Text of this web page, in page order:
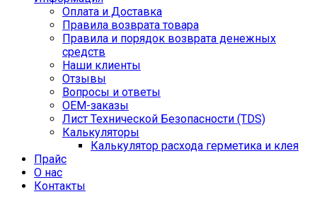
Оплата и Доставка
Правила возврата товара
Правила и порядок возврата денежных
средств
Наши клиенты
Отзывы
Вопросы и ответы
OEM-заказы
Лист Технической Безопасности (TDS)
Калькуляторы
Калькулятор расхода герметика и клея
Прайс
О нас
Контакты